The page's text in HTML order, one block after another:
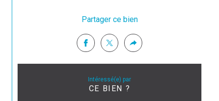
Partager ce bien
Intéressé(e) par
CE BIEN ?